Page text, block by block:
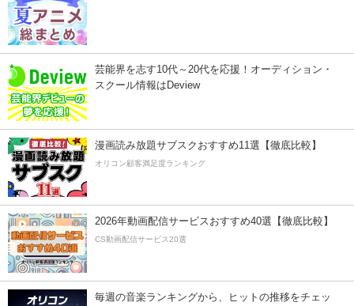
芸能界を志す10代～20代を応援！オーディション・
スクール情報はDeview
漫画読み放題サブスクおすすめ11選【徹底比較】
オリコン顧客満足度ランキング
2026年動画配信サービスおすすめ40選【徹底比較】
CS動画配信サービス20選
毎週の音楽ランキングから、ヒットの推移をチェッ